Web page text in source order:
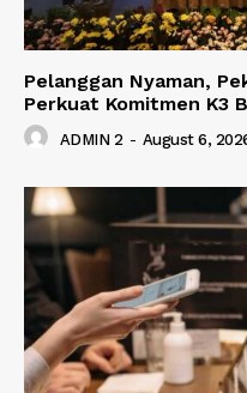
Pelanggan Nyaman,
Perkuat Komitmen K3
ADMIN 2 - August 6,